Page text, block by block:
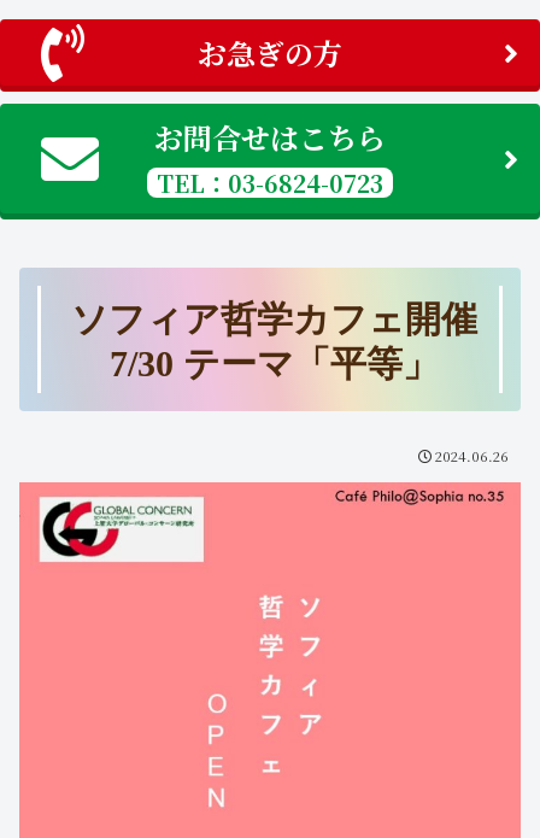
お急ぎの方
お問合せはこちら
TEL：03-6824-0723
ソフィア哲学カフェ開催
7/30 テーマ「平等」
2024.06.26